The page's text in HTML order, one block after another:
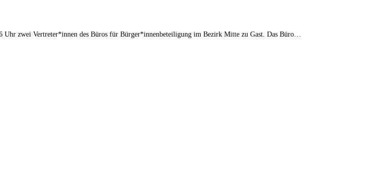
zwei Vertreter*innen des Büros für Bürger*innenbeteiligung im Bezirk Mitte zu Gast. Das Büro…